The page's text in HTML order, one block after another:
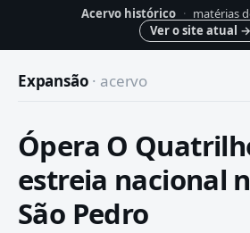
Acervo histórico · matérias
Ver o site atual →
Expansão · acervo
Ópera O
estreia nacional
São Pedro